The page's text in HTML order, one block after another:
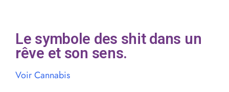
Le symbole des shit dans un
rêve et son sens.
Voir Cannabis